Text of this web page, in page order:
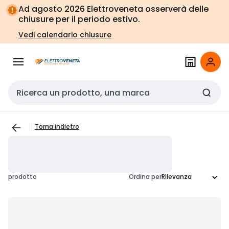
Vai alla
navigazione
Vai
alla
pagina
Ad agosto 2026 Elettroveneta osserverà delle
chiusure per il periodo estivo.
Vedi calendario chiusure
Cerca input
Torna indietro
prodotto Ordina per